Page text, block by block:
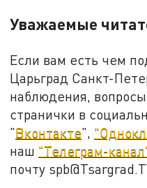
Уважаемые
Если вам есть чем
Царьград Санкт-
наблюдения,
странички в
"Вконтакте",
наш "Телеграм-
почту